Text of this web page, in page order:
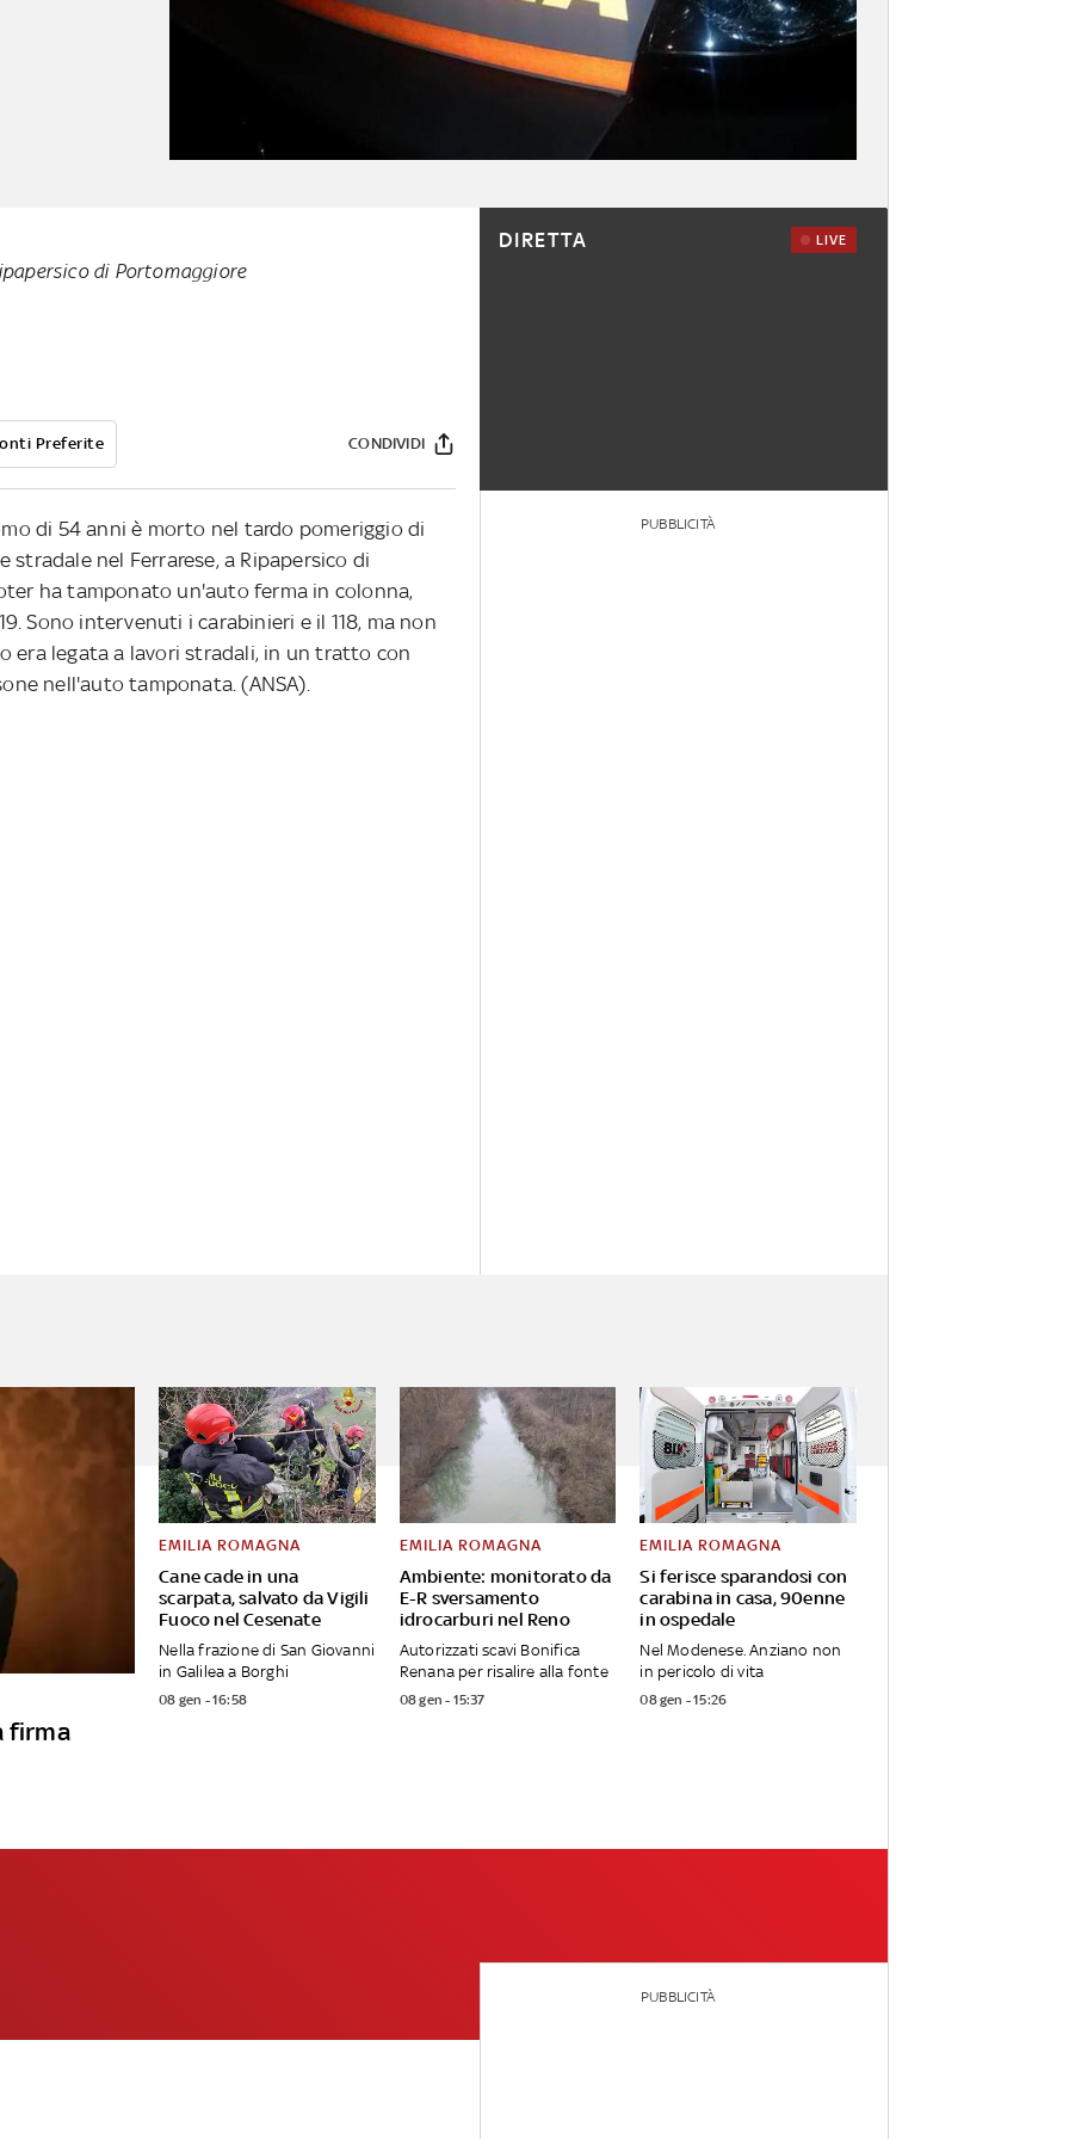
di Portomaggiore
Preferite CONDIVIDI
di 54 anni è morto nel tardo pomeriggio di
nel Ferrarese, a Ripapersico di
ha tamponato un'auto ferma in colonna,
Sono intervenuti i carabinieri e il 118, ma non
era legata a lavori stradali, in un tratto con
nell'auto tamponata. (ANSA).
DIRETTA LIVE
PUBBLICITÀ
firma
Cane cade in una
scarpata, salvato da Vigili
Fuoco nel Cesenate
EMILIA ROMAGNA
Nella frazione di San Giovanni
in Galilea a Borghi
08 gen - 16:58
Ambiente: monitorato da
E-R sversamento
idrocarburi nel Reno
EMILIA ROMAGNA
Autorizzati scavi Bonifica
Renana per risalire alla fonte
08 gen - 15:37
Si ferisce sparandosi con
carabina in casa, 90enne
in ospedale
EMILIA ROMAGNA
Nel Modenese. Anziano non
in pericolo di vita
08 gen - 15:26
PUBBLICITÀ